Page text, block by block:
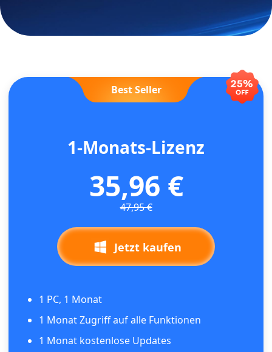
Best Seller
1-Monats-Lizenz
35,96 €
47,95 €
Jetzt kaufen
1 PC, 1 Monat
1 Monat Zugriff auf alle Funktionen
1 Monat kostenlose Updates